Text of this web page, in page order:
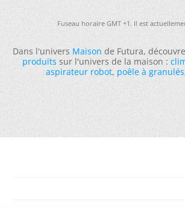
Fuseau horaire GMT +1. Il est
Dans l'universMaisonde Futura,
produitssur l'univers de la maison :
aspirateur robot,poêle à granulés